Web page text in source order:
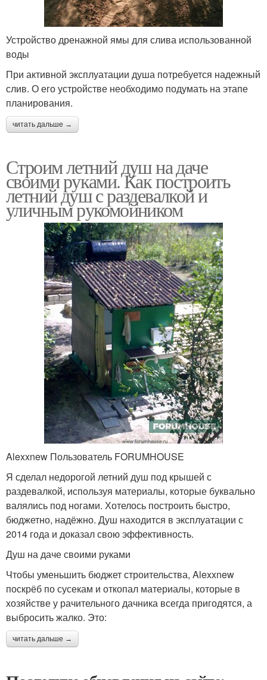
Устройство дренажной ямы для слива использованной
воды
При активной эксплуатации душа потребуется надежный
слив. О его устройстве необходимо подумать на этапе
планирования.
читать дальше →
Строим летний душ на даче
своими руками. Как построить
летний душ с раздевалкой и
уличным рукомойником
Alexxnew Пользователь FORUMHOUSE
Я сделал недорогой летний душ под крышей с
раздевалкой, используя материалы, которые буквально
валялись под ногами. Хотелось построить быстро,
бюджетно, надёжно. Душ находится в эксплуатации с
2014 года и доказал свою эффективность.
Душ на даче своими руками
Чтобы уменьшить бюджет строительства, Alexxnew
поскрёб по сусекам и откопал материалы, которые в
хозяйстве у рачительного дачника всегда пригодятся, а
выбросить жалко. Это:
читать дальше →